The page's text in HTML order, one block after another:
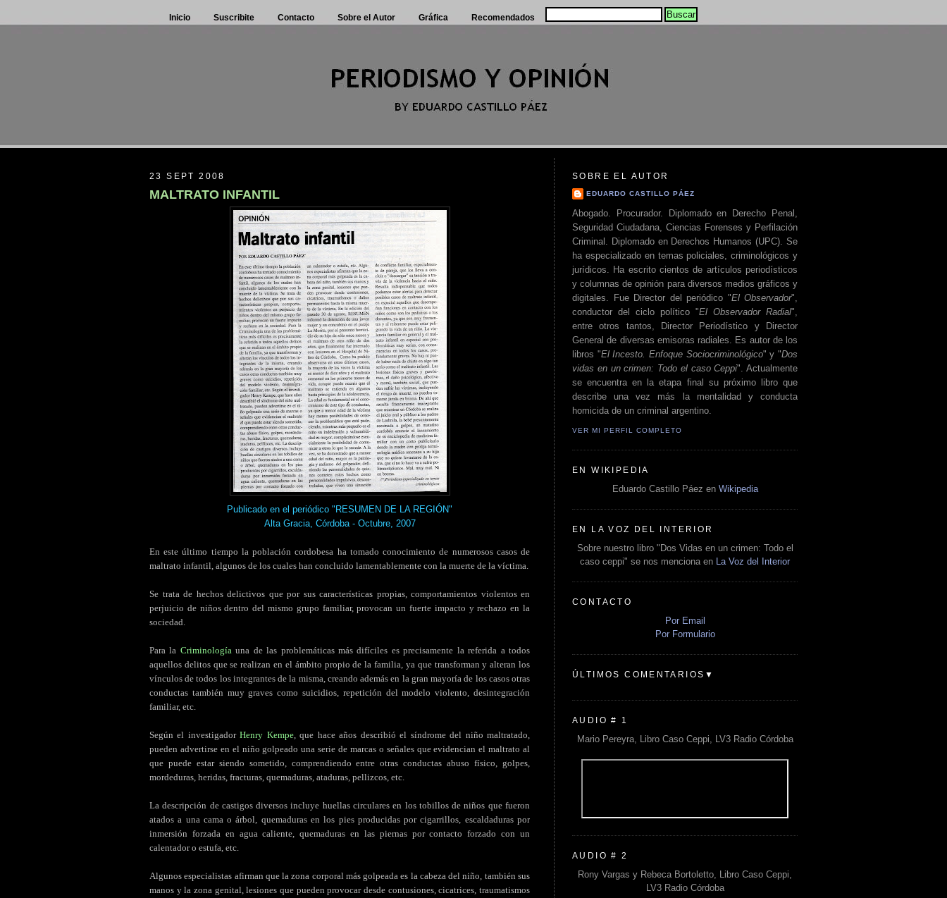
Inicio Suscribite Contacto Sobre el Autor Gráfica Recomendados
23 SEPT 2008
MALTRATO INFANTIL
Publicado en el periódico "RESUMEN DE LA REGIÓN"
Alta Gracia, Córdoba - Octubre, 2007
En este último tiempo la población cordobesa ha tomado conocimiento de numerosos casos de
maltrato infantil, algunos de los cuales han concluido lamentablemente con la muerte de la víctima.
Se trata de hechos delictivos que por sus características propias, comportamientos violentos en
perjuicio de niños dentro del mismo grupo familiar, provocan un fuerte impacto y rechazo en la
sociedad.
Para la Criminologíauna de las problemáticas más difíciles es precisamente la referida a todos
aquellos delitos que se realizan en el ámbito propio de la familia, ya que transforman y alteran los
vínculos de todos los integrantes de la misma, creando además en la gran mayoría de los casos otras
conductas también muy graves como suicidios, repetición del modelo violento, desintegración
familiar, etc.
Según el investigadorHenry Kempe, que hace años describió el síndrome del niño maltratado,
pueden advertirse en el niño golpeado una serie de marcas o señales que evidencian el maltrato al
que puede estar siendo sometido, comprendiendo entre otras conductas abuso físico, golpes,
mordeduras, heridas, fracturas, quemaduras, ataduras, pellizcos, etc.
La descripción de castigos diversos incluye huellas circulares en los tobillos de niños que fueron
atados a una cama o árbol, quemaduras en los pies producidas por cigarrillos, escaldaduras por
inmersión forzada en agua caliente, quemaduras en las piernas por contacto forzado con un
calentador o estufa, etc.
Algunos especialistas afirman que la zona corporal más golpeada es la cabeza del niño, también sus
manos y la zona genital, lesiones que pueden provocar desde contusiones, cicatrices, traumatismos
SOBRE EL AUTOR
EDUARDO CASTILLO PÁEZ
Abogado. Procurador. Diplomado en Derecho Penal,
Seguridad Ciudadana, Ciencias Forenses y Perfilación
Criminal. Diplomado en Derechos Humanos (UPC). Se
ha especializado en temas policiales, criminológicos y
jurídicos. Ha escrito cientos de artículos periodísticos
y columnas de opinión para diversos medios gráficos y
digitales. Fue Director del periódico "El Observador",
conductor del ciclo político "El Observador Radial",
entre otros tantos, Director Periodístico y Director
General de diversas emisoras radiales. Es autor de los
libros "El Incesto. Enfoque Sociocriminológico" y "Dos
vidas en un crimen: Todo el caso Ceppi". Actualmente
se encuentra en la etapa final su próximo libro que
describe una vez más la mentalidad y conducta
homicida de un criminal argentino.
VER MI PERFIL COMPLETO
EN WIKIPEDIA
Eduardo Castillo Páez en Wikipedia
EN LA VOZ DEL INTERIOR
Sobre nuestro libro "Dos Vidas en un crimen: Todo el
caso ceppi" se nos menciona en
La Voz del Interior
CONTACTO
Por Email
Por Formulario
ÚLTIMOS COMENTARIOS▼
AUDIO # 1
Mario Pereyra, Libro Caso Ceppi, LV3 Radio Córdoba
AUDIO # 2
Rony Vargas y Rebeca Bortoletto, Libro Caso Ceppi,
LV3 Radio Córdoba